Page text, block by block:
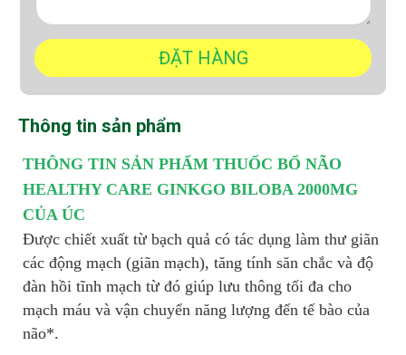
Thông tin sản phẩm
THÔNG TIN SẢN PHẨM THUỐC BỔ NÃO
HEALTHY CARE GINKGO BILOBA 2000MG
CỦA ÚC
Được chiết xuất từ bạch quả có tác dụng làm thư giãn
các động mạch (giãn mạch), tăng tính săn chắc và độ
đàn hồi tĩnh mạch từ đó giúp lưu thông tối đa cho
mạch máu và vận chuyển năng lượng đến tế bào của
não*.